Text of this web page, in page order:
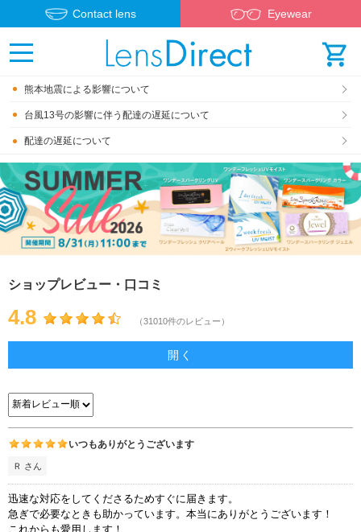
Contact lens Eyewear
熊本地震による影響について
台風13号の影響に伴う配達の遅延について
配達の遅延について
ショップレビュー・口コミ
4.8 （31010件のレビュー）
開く
いつもありがとうございます
Ｒ さん
迅速な対応をしてくださるためすぐに届きます。
急ぎで必要なときも助かっています。本当にありがとうございます！
これからも愛用します！